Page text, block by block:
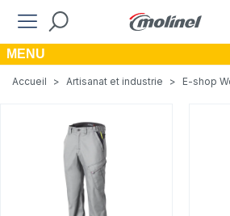
MENU
Accueil > Artisanat et industrie > E-shop